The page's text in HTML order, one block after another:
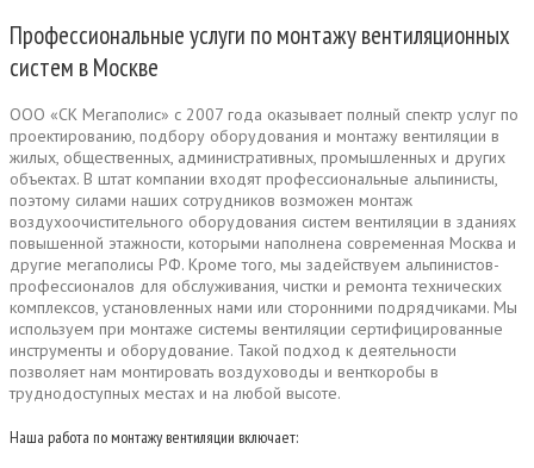
Профессиональные услуги по монтажу вентиляционных
систем в Москве
ООО «СК Мегаполис» с 2007 года оказывает полный спектр услуг по
проектированию, подбору оборудования и монтажу вентиляции в
жилых, общественных, административных, промышленных и других
объектах. В штат компании входят профессиональные альпинисты,
поэтому силами наших сотрудников возможен монтаж
воздухоочистительного оборудования систем вентиляции в зданиях
повышенной этажности, которыми наполнена современная Москва и
другие мегаполисы РФ. Кроме того, мы задействуем альпинистов-
профессионалов для обслуживания, чистки и ремонта технических
комплексов, установленных нами или сторонними подрядчиками. Мы
используем при монтаже системы вентиляции сертифицированные
инструменты и оборудование. Такой подход к деятельности
позволяет нам монтировать воздуховоды и венткоробы в
труднодоступных местах и на любой высоте.
Наша работа по монтажу вентиляции включает: